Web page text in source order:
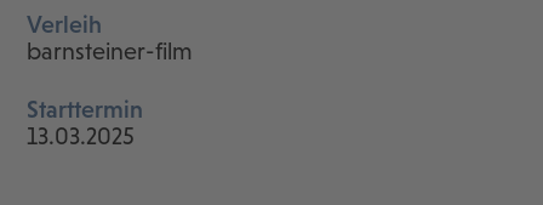
Verleih
barnsteiner-film
Starttermin
13.03.2025